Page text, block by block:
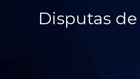
Disputas